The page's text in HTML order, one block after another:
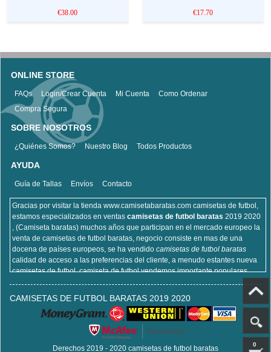
€38.00 €17.70
ONLINE STORE
FAQs Login/Crear Cuenta Mi Cuenta
Como Ordenar
Compra Segura
SOBRE NOSOTROS
¿Quiénes Somos? Nuestro Blog Todos Productos
AYUDA
Guía de Tallas Envíos Contacto
Gracias por visitar la tienda www.camisetabaratas.com camisetas de futbol,
estamos especializados en ventas camisetas de futbol baratas 2019 2020
, (Camiseta baratas) muchos años que participan en el mercado europeo la
venta de camisetas de futbol baratas, negocio consiste en mas de una
docena de países europeos, se ha vendido camisetas de futbol baratas
calidad de acceso a las preferencias del cliente, a menudo estantes nueva
camisetas de futbol, camiseta de futbol vendemos importante populares,
Barcelona, camisa de futbol Arsenal, y la camisa de fútbol Atlético de Madrid,
sitios de la camisa de futbol que venden , cien por ciento algodón, lavable a
máquina, no desapareciendo, la calidad puede ser garantizada, puedes
estar seguro de comprar!
CAMISETAS DE FUTBOL BARATAS 2019 2020
Derechos 2019 - 2020 camisetas de futbol baratas 0